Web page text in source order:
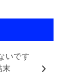
いです